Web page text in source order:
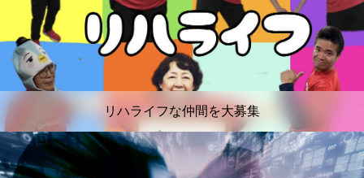
リハライフな仲間を大募集